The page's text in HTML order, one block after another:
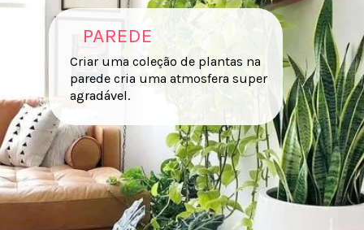
PAREDE
Criar uma coleção de plantas na
parede cria uma atmosfera super
agradável.